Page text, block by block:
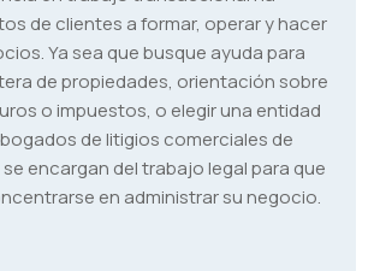
de clientes a formar, operar y hacer
Ya sea que busque ayuda para
de propiedades, orientación sobre
o impuestos, o elegir una entidad
de litigios comerciales de
se encargan del trabajo legal para que
en administrar su negocio.